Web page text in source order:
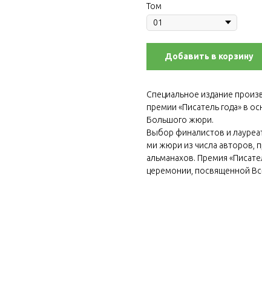
Том
Добавить в корзину
Специальное издание
премии «Писатель года» в
Большого жюри.
Выбор финалистов и
ми жюри из числа авторов,
альманахов. Премия
церемонии, посвященной